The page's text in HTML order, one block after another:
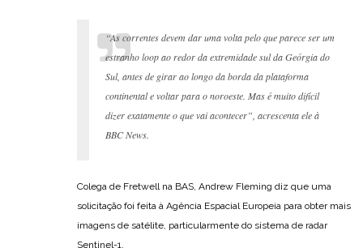
“As correntes devem dar uma volta pelo que parece ser um
estranho loop ao redor da extremidade sul da Geórgia do
Sul, antes de girar ao longo da borda da plataforma
continental e voltar para o noroeste. Mas é muito difícil
dizer exatamente o que vai acontecer”, acrescenta ele à
BBC News.
Colega de Fretwell na BAS, Andrew Fleming diz que uma
solicitação foi feita à Agência Espacial Europeia para obter mais
imagens de satélite, particularmente do sistema de radar
Sentinel-1.